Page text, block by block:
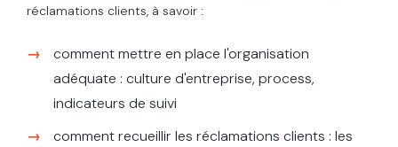
réclamations clients, à savoir :
comment mettre en place l'organisation
adéquate : culture d'entreprise, process,
indicateurs de suivi
comment recueillir les réclamations clients : les